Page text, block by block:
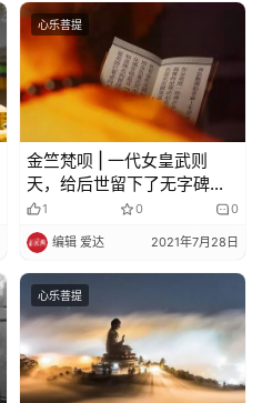
心乐菩提
金竺梵呗 | 一代女皇武则
天，给后世留下了无字碑，
还有这首《开经偈》
1 0 0
编辑 爱达 2021年7月28日
心乐菩提